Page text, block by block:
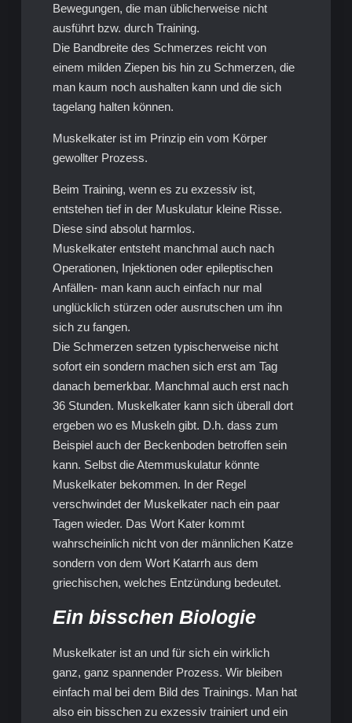
Bewegungen, die man üblicherweise nicht
ausführt bzw. durch Training.
Die Bandbreite des Schmerzes reicht von
einem milden Ziepen bis hin zu Schmerzen, die
man kaum noch aushalten kann und die sich
tagelang halten können.
Muskelkater ist im Prinzip ein vom Körper
gewollter Prozess.
Beim Training, wenn es zu exzessiv ist,
entstehen tief in der Muskulatur kleine Risse.
Diese sind absolut harmlos.
Muskelkater entsteht manchmal auch nach
Operationen, Injektionen oder epileptischen
Anfällen- man kann auch einfach nur mal
unglücklich stürzen oder ausrutschen um ihn
sich zu fangen.
Die Schmerzen setzen typischerweise nicht
sofort ein sondern machen sich erst am Tag
danach bemerkbar. Manchmal auch erst nach
36 Stunden. Muskelkater kann sich überall dort
ergeben wo es Muskeln gibt. D.h. dass zum
Beispiel auch der Beckenboden betroffen sein
kann. Selbst die Atemmuskulatur könnte
Muskelkater bekommen. In der Regel
verschwindet der Muskelkater nach ein paar
Tagen wieder. Das Wort Kater kommt
wahrscheinlich nicht von der männlichen Katze
sondern von dem Wort Katarrh aus dem
griechischen, welches Entzündung bedeutet.
Ein bisschen Biologie
Muskelkater ist an und für sich ein wirklich
ganz, ganz spannender Prozess. Wir bleiben
einfach mal bei dem Bild des Trainings. Man hat
also ein bisschen zu exzessiv trainiert und ein